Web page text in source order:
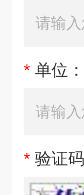
* 单位：
* 验证码